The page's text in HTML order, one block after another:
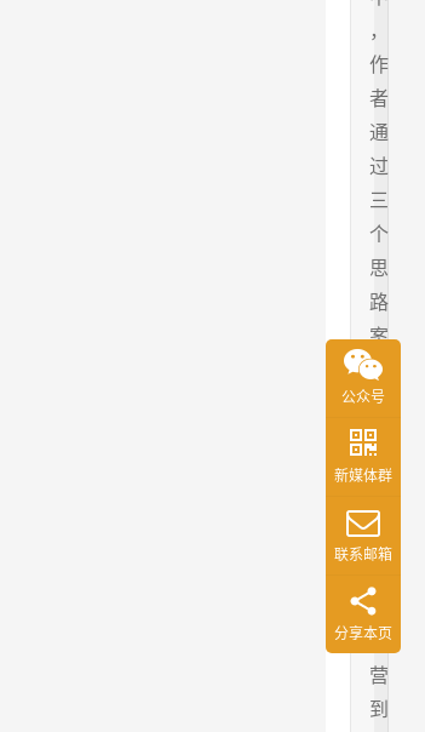
，
作
者
通
过
三
个
思
路
案
例
与
你
分
享
精
化
运
营
到
公众号
新媒体群
联系邮箱
分享本页